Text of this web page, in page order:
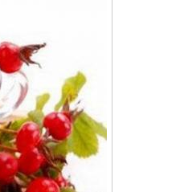
Компот из
ревеня
компот